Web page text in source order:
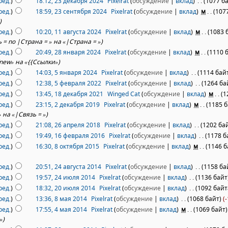
) 18:59, 23 сентября 2024 Pixelrat(обсуждение| вклад) м . .
) 10:20, 11 августа 2024 Pixelrat(обсуждение| вклад) м . .(1083
= no |Страна = » на «|Страна = »)
) 20:49, 28 января 2024 Pixelrat(обсуждение| вклад) м . .(1110
на «{{Ссылки»)
) 14:03, 5 января 2024 Pixelrat(обсуждение| вклад) . .(1114
) 12:38, 5 февраля 2022 Pixelrat(обсуждение| вклад) . .(1264
) 13:45, 18 декабря 2021 Winged Cat(обсуждение| вклад) м . .
) 23:15, 2 декабря 2019 Pixelrat(обсуждение| вклад) м . .(1185
на «|Связь = »)
) 21:08, 26 апреля 2018 Pixelrat(обсуждение| вклад) . .(1202
) 19:49, 16 февраля 2016 Pixelrat(обсуждение| вклад) . .(1178
) 16:30, 8 октября 2015 Pixelrat(обсуждение| вклад) м . .(1146
) 20:51, 24 августа 2014 Pixelrat(обсуждение| вклад) . .(1158
) 19:57, 24 июля 2014 Pixelrat(обсуждение| вклад) . .(1136
) 18:32, 20 июля 2014 Pixelrat(обсуждение| вклад) . .(1092
) 13:36, 8 мая 2014 Pixelrat(обсуждение| вклад) . .(1068 байт)
) 17:55, 4 мая 2014 Pixelrat(обсуждение| вклад) м . .(1069 байт)